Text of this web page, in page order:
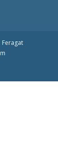
Feragat